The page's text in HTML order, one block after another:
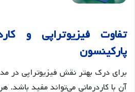
تفاوت فیزیوتراپی و
پارکینسون
برای درک بهتر نقش فیزیوتراپی در
آن با کاردرمانی می‌تواند مفید